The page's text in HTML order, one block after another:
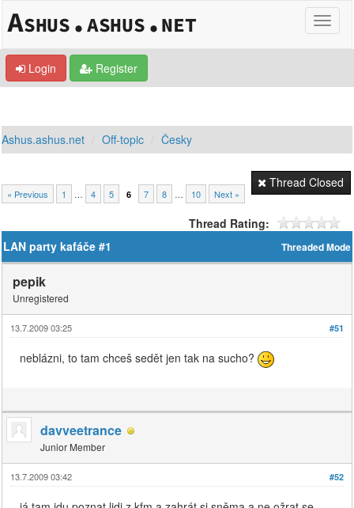
Login Register
Ashus.ashus.net Off-topic Česky
« Previous 1 … 4 5 6 7 8 … 10 Next »
Thread Closed
Thread Rating:
Threaded Mode
LAN party kafáče #1
pepik
Unregistered
#51
13.7.2009 03:25
neblázni, to tam chceš sedět jen tak na sucho?
davveetrance
Junior Member
#52
13.7.2009 03:42